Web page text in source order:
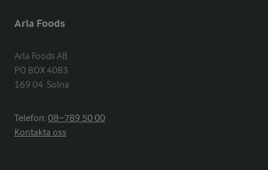
Arla Foods
Arla Foods AB
PO BOX 4083
169 04  Solna
Telefon:08−789 50 00
Kontakta oss